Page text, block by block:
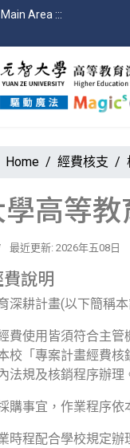
Area :::
Home 經費核支
高等
最近更新: 2026年五08日
說明
深耕計畫(以下簡稱
費使用皆須符合主
校「專案計畫經費
法規及核銷程序辦理
購事宜，作業程序
時程配合學校規定辦